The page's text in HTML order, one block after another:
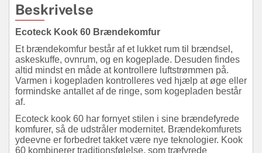
Beskrivelse
Ecoteck Kook 60 Brændekomfur
Et brændekomfur består af et lukket rum til brændsel,
askeskuffe, ovnrum, og en kogeplade. Desuden findes
altid mindst en måde at kontrollere luftstrømmen på.
Varmen i kogepladen kontrolleres ved hjælp at øge eller
formindske antallet af de ringe, som kogepladen består
af.
Ecoteck kook 60 har fornyet stilen i sine brændefyrede
komfurer, så de udstråler modernitet. Brændekomfurets
ydeevne er forbedret takket være nye teknologier. Kook
60 kombinerer traditionsfølelse, som træfyrede